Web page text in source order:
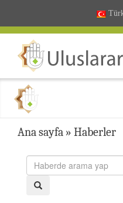
Ana sayfa » Haberler